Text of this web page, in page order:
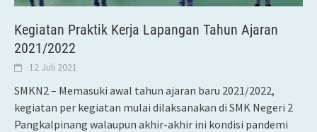
Kegiatan Praktik Kerja Lapangan Tahun Ajaran
2021/2022
12 Juli 2021
SMKN2 – Memasuki awal tahun ajaran baru 2021/2022,
kegiatan per kegiatan mulai dilaksanakan di SMK Negeri 2
Pangkalpinang walaupun akhir-akhir ini kondisi pandemi